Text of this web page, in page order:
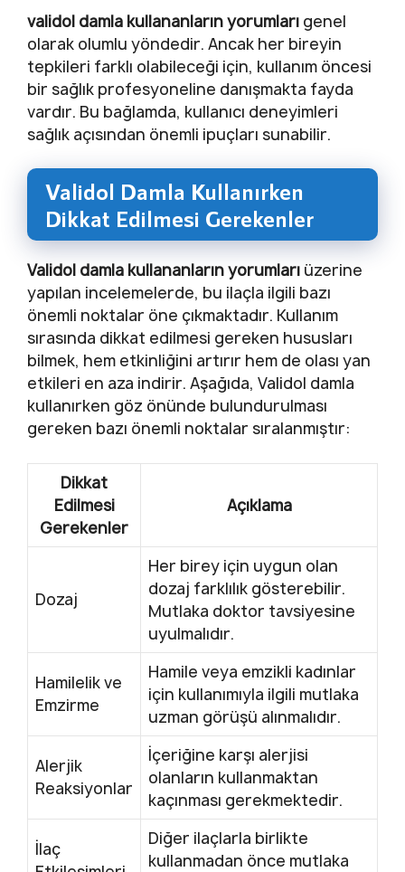
validol damla kullananların yorumları genel
olarak olumlu yöndedir. Ancak her bireyin
tepkileri farklı olabileceği için, kullanım öncesi
bir sağlık profesyoneline danışmakta fayda
vardır. Bu bağlamda, kullanıcı deneyimleri
sağlık açısından önemli ipuçları sunabilir.
Validol Damla Kullanırken
Dikkat Edilmesi Gerekenler
Validol damla kullananların yorumları üzerine
yapılan incelemelerde, bu ilaçla ilgili bazı
önemli noktalar öne çıkmaktadır. Kullanım
sırasında dikkat edilmesi gereken hususları
bilmek, hem etkinliğini artırır hem de olası yan
etkileri en aza indirir. Aşağıda, Validol damla
kullanırken göz önünde bulundurulması
gereken bazı önemli noktalar sıralanmıştır:
Dikkat
Edilmesi
Gerekenler
Açıklama
Dozaj
Her birey için uygun olan
dozaj farklılık gösterebilir.
Mutlaka doktor tavsiyesine
uyulmalıdır.
Hamilelik ve
Emzirme
Hamile veya emzikli kadınlar
için kullanımıyla ilgili mutlaka
uzman görüşü alınmalıdır.
Alerjik
Reaksiyonlar
İçeriğine karşı alerjisi
olanların kullanmaktan
kaçınması gerekmektedir.
İlaç
Diğer ilaçlarla birlikte
kullanmadan önce mutlaka